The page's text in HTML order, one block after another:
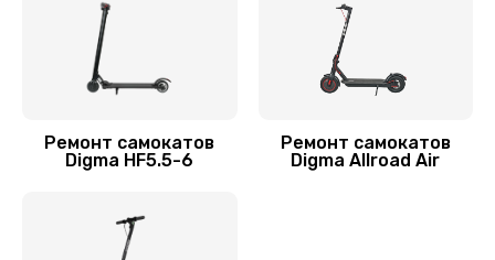
Апгрейд самоката Digma
Ремонт самокатов
Digma HF5.5-6
Ремонт самокатов
Digma Allroad Air